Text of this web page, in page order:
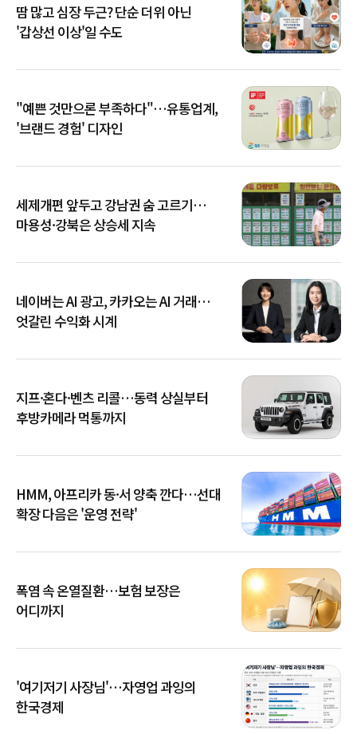
땀 많고 심장 두근? 단순 더위 아닌
'갑상선 이상'일 수도
"예쁜 것만으론 부족하다"…유통업계,
'브랜드 경험' 디자인
세제개편 앞두고 강남권 숨 고르기…
마용성·강북은 상승세 지속
네이버는 AI 광고, 카카오는 AI 거래…
엇갈린 수익화 시계
지프·혼다·벤츠 리콜…동력 상실부터
후방카메라 먹통까지
HMM, 아프리카 동·서 양축 깐다…선대
확장 다음은 '운영 전략'
폭염 속 온열질환…보험 보장은
어디까지
'여기저기 사장님'…자영업 과잉의
한국경제